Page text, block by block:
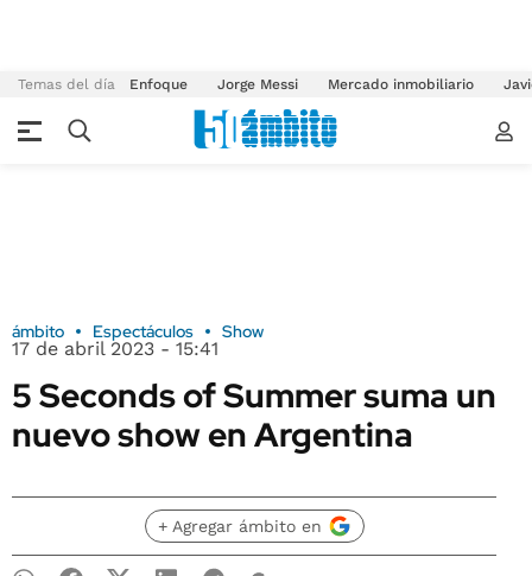
Temas del día Enfoque Jorge Messi Mercado inmobiliario
ámbito Espectáculos Show
17 de abril 2023 - 15:41
5 Seconds of Summer suma un
nuevo show en Argentina
+ Agregar ámbito en